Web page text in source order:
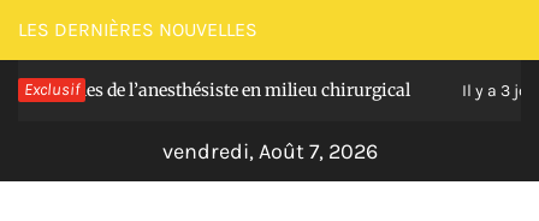
Passer
au
contenu
LES DERNIÈRES NOUVELLES
Exclusif
de l’anesthésiste en milieu chirurgical Il y a 3 jours
vendredi, Août 7, 2026